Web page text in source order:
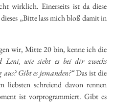
wirklich. Einerseits ist da diese
„Bitte lass mich bloß damit in
wir, Mitte 20 bin, kenne ich die
Leni, wie sieht es bei dir zwecks
Gibt es jemanden?“Das ist die
liebsten schreiend davon rennen
ist vorprogrammiert. Gibt es